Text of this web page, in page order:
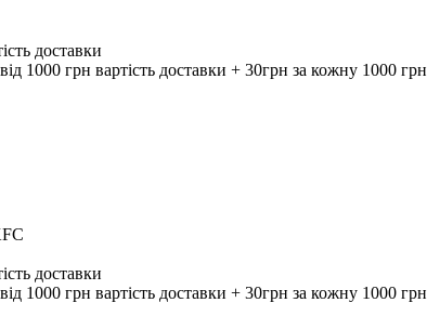
доставки
1000 грн вартість доставки + 30грн за кожну 1000 грн
доставки
1000 грн вартість доставки + 30грн за кожну 1000 грн